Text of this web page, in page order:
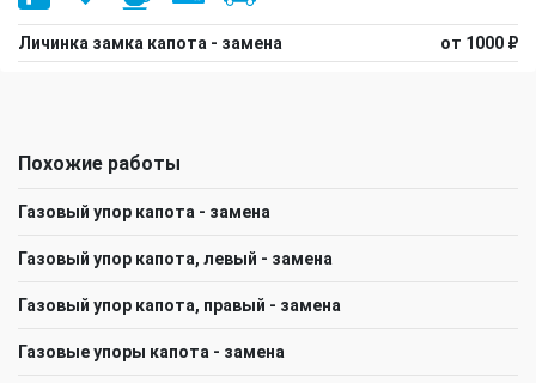
Личинка замка капота - замена от 1000 ₽
Похожие работы
Газовый упор капота - замена
Газовый упор капота, левый - замена
Газовый упор капота, правый - замена
Газовые упоры капота - замена